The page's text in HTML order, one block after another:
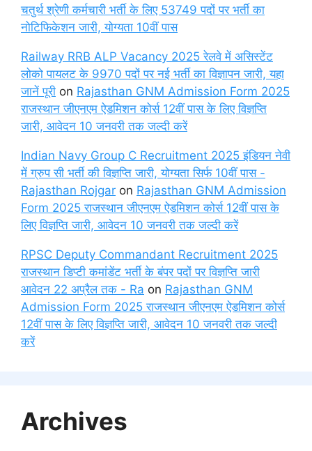
चतुर्थ श्रेणी कर्मचारी भर्ती के लिए 53749 पदों पर भर्ती का
नोटिफिकेशन जारी, योग्यता 10वीं पास
Railway RRB ALP Vacancy 2025 रेलवे में असिस्टेंट
लोको पायलट के 9970 पदों पर नई भर्ती का विज्ञापन जारी, यहा
जानें पूरी on Rajasthan GNM Admission Form 2025
राजस्थान जीएनएम ऐडमिशन कोर्स 12वीं पास के लिए विज्ञप्ति
जारी, आवेदन 10 जनवरी तक जल्दी करें
Indian Navy Group C Recruitment 2025 इंडियन नेवी
में ग्रुप सी भर्ती की विज्ञप्ति जारी, योग्यता सिर्फ 10वीं पास -
Rajasthan Rojgar on Rajasthan GNM Admission
Form 2025 राजस्थान जीएनएम ऐडमिशन कोर्स 12वीं पास के
लिए विज्ञप्ति जारी, आवेदन 10 जनवरी तक जल्दी करें
RPSC Deputy Commandant Recruitment 2025
राजस्थान डिप्टी कमांडेंट भर्ती के बंपर पदों पर विज्ञप्ति जारी
आवेदन 22 अप्रैल तक - Ra on Rajasthan GNM
Admission Form 2025 राजस्थान जीएनएम ऐडमिशन कोर्स
12वीं पास के लिए विज्ञप्ति जारी, आवेदन 10 जनवरी तक जल्दी
करें
Archives